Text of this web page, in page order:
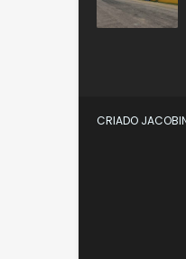
CRIADO